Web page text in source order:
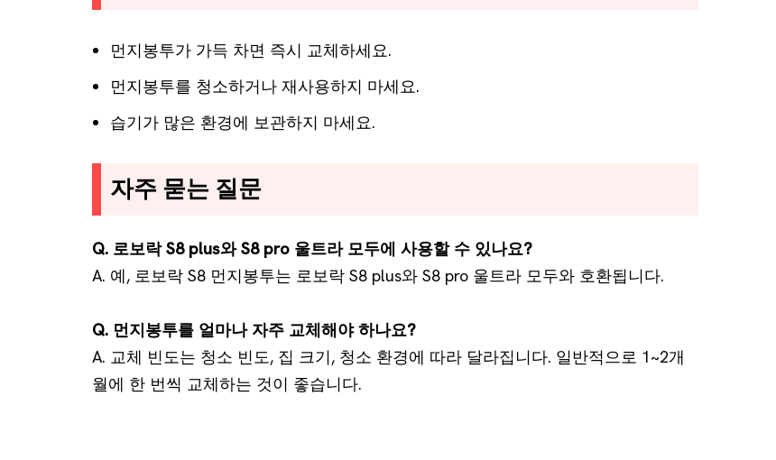
먼지봉투가 가득 차면 즉시 교체하세요.
먼지봉투를 청소하거나 재사용하지 마세요.
습기가 많은 환경에 보관하지 마세요.
자주 묻는 질문
Q. 로보락 S8 plus와 S8 pro 울트라 모두에 사용할 수 있나요?
A. 예, 로보락 S8 먼지봉투는 로보락 S8 plus와 S8 pro 울트라 모두와 호환됩니다.
Q. 먼지봉투를 얼마나 자주 교체해야 하나요?
A. 교체 빈도는 청소 빈도, 집 크기, 청소 환경에 따라 달라집니다. 일반적으로 1~2개
월에 한 번씩 교체하는 것이 좋습니다.